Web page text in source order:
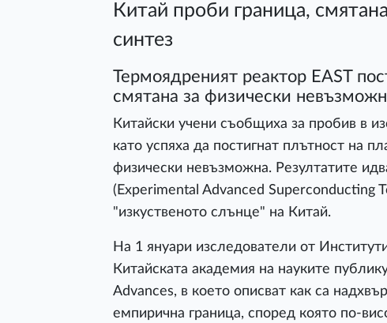
Китай проби граница,
синтез
Термоядреният реактор EAST
смятана за физически
Китайски учени съобщиха за пробив в
като успяха да постигнат плътност на
физически невъзможна. Резултатите
(Experimental Advanced Superconducting
"изкуственото слънце" на Китай.
На 1 януари изследователи от
Китайската академия на науките
Advances, в което описват как са
емпирична граница, според която по-